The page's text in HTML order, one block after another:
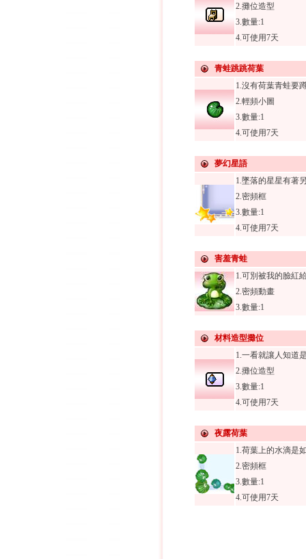
2.攤位造型
3.數量:1
4.可使用7天
青蛙跳跳荷葉
1.沒有荷葉青蛙要
2.輕頻小圖
3.數量:1
4.可使用7天
夢幻星語
1.墜落的星星有著
2.密頻框
3.數量:1
4.可使用7天
害羞青蛙
1.可別被我的臉紅
2.密頻動畫
3.數量:1
材料造型攤位
1.一看就讓人知道
2.攤位造型
3.數量:1
4.可使用7天
夜露荷葉
1.荷葉上的水滴是
2.密頻框
3.數量:1
4.可使用7天